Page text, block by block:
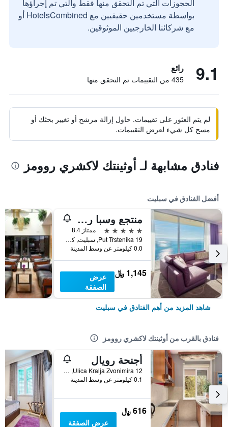
الحجوزات التي تم التحقق منها فقط والتي تم إجراؤها
بواسطة مستخدمين حقيقيين مع HotelsCombined أو
مع شركائنا الخارجيين الموثوقين.
9.1 رائع
435 من التقييمات تم التحقق منها
لم يتم العثور على تقييمات. حاول إزالة مرشح أو تغيير بحثك أو
مسح كل شيء لعرض التقييمات.
فنادق مشابهة لـ أوثينتك لاكشري روومز
أفضل الفنادق في سبليت
منتجع وسبا راديسون بلو
5 نجوم
ممتاز 8.4
Put Trstenika 19, سبليت, كرواتيا
0.0 كيلومتر عن وسط المدينة
1,145 ﷼
عرض
الصفقة
شاهد المزيد من أهم الفنادق في سبليت
فنادق بالقرب من أوثينتك لاكشري روومز
أجنحة رويال
Ulica Kralja Zvonimira 12, سبليت, كرواتيا
0.1 كيلومتر عن وسط المدينة
616 ﷼
عرض الصفقة